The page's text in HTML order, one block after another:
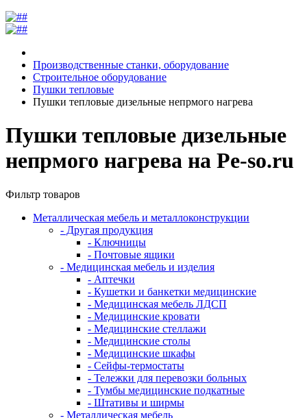
Производственные станки, оборудование
Строительное оборудование
Пушки тепловые
Пушки тепловые дизельные непрмого нагрева
Пушки тепловые дизельные
непрмого нагрева на Pe-so.ru
Фильтр товаров
Металлическая мебель и металлоконструкции
- Другая продукция
- Ключницы
- Почтовые ящики
- Медицинская мебель и изделия
- Аптечки
- Кушетки и банкетки медицинские
- Медицинская мебель ЛДСП
- Медицинские кровати
- Медицинские стеллажи
- Медицинские столы
- Медицинские шкафы
- Сейфы-термостаты
- Тележки для перевозки больных
- Тумбы медицинские подкатные
- Штативы и ширмы
- Металлическая мебель